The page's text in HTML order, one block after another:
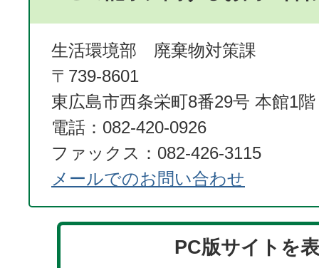
生活環境部 廃棄物対策課
〒739-8601
東広島市西条栄町8番29号 本館1階
電話：082-420-0926
ファックス：082-426-3115
メールでのお問い合わせ
PC版サイトを